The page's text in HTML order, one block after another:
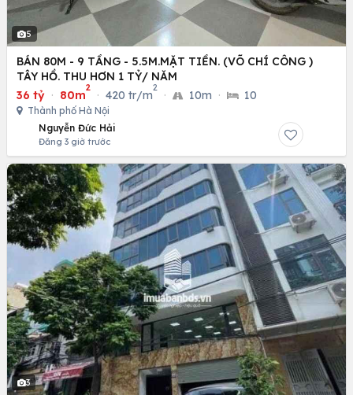
5
BÁN 80M - 9 TẦNG - 5.5M.MẶT TIỀN. (VÕ CHÍ CÔNG )
TÂY HỒ. THU HƠN 1 TỶ/ NĂM
36 tỷ · 80m
2
· 420 tr/m
2
· 10m · 10
Thành phố Hà Nội
Nguyễn Đức Hải
Đăng 3 giờ trước
3